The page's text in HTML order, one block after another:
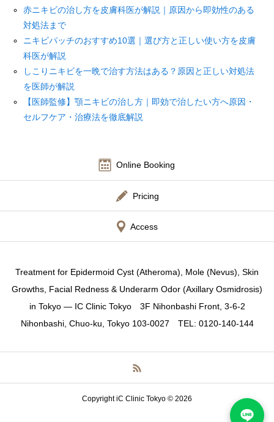
赤ニキビの治し方を皮膚科医が解説｜原因から即効性のある
対処法まで
ニキビパッチのおすすめ10選｜選び方と正しい使い方を皮膚
科医が解説
しこりニキビを一晩で治す方法はある？原因と正しい対処法
を医師が解説
【医師監修】顎ニキビの治し方｜即効で治したい方へ原因・
セルフケア・治療法を徹底解説
Online Booking
Pricing
Access
Treatment for Epidermoid Cyst (Atheroma), Mole (Nevus), Skin
Growths, Facial Redness & Underarm Odor (Axillary Osmidrosis)
in Tokyo — IC Clinic Tokyo 3F Nihonbashi Front, 3-6-2
Nihonbashi, Chuo-ku, Tokyo 103-0027 TEL: 0120-140-144
Copyright iC Clinic Tokyo © 2026